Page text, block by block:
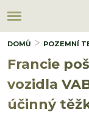
DOMŮ POZEMNÍ
Francie
vozidla
účinný